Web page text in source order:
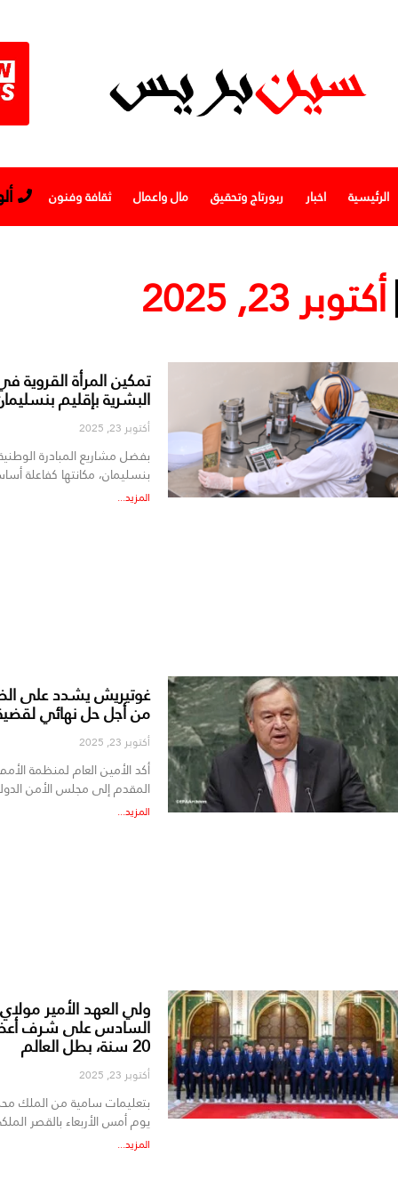
الرئيسية اخبار ربورتاج وتحقيق مال واعمال ثقافة وفنون
أكتوبر 23, 2025
تمكين المرأة القروية
البشرية بإقليم
أكتوبر 23, 2025
بفضل مشاريع المبادرة
بنسليمان، مكانتها كفاعلة
المزيد...
غوتيريش يشدد على
من أجل حل نهائي لقضية
أكتوبر 23, 2025
أكد الأمين العام لمنظمة
المقدم إلى مجلس الأمن
المزيد...
ولي العهد الأمير
السادس على شرف
20 سنة، بطل العالم
أكتوبر 23, 2025
بتعليمات سامية من الملك
يوم أمس الأربعاء بالقصر
المزيد...